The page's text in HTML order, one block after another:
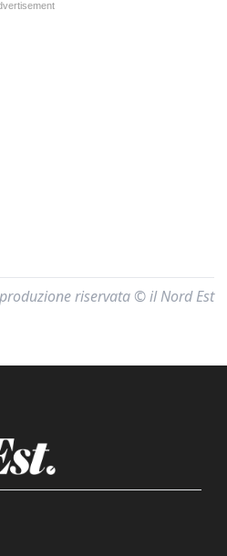
riservata © il Nord Est